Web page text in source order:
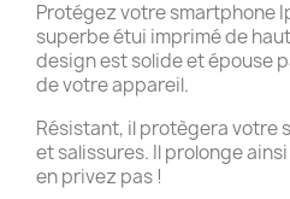
Protégez votre smartphone
superbe étui imprimé de
design est solide et épouse
de votre appareil.
Résistant, il protègera votre
et salissures. Il prolonge
en privez pas !